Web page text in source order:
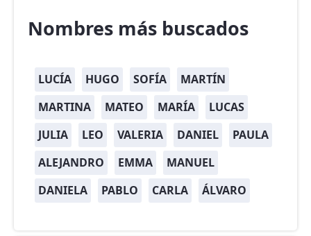
Nombres más buscados
LUCÍA HUGO SOFÍA
MARTÍN
MARTINA
MATEO MARÍA
LUCAS
JULIA
LEO VALERIA DANIEL
PAULA
ALEJANDRO
EMMA
MANUEL
DANIELA
PABLO CARLA ÁLVARO